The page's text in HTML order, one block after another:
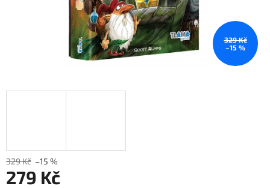
329 Kč
–15 %
329 Kč –15 %
279 Kč